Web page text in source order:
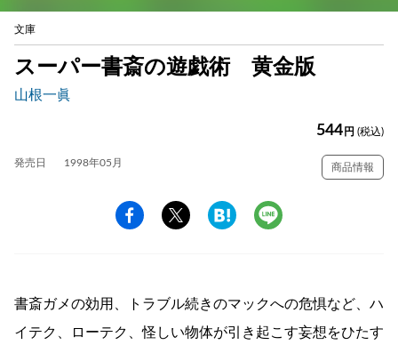
文庫
スーパー書斎の遊戯術 黄金版
山根一眞
544 円 (税込)
発売日 1998年05月 商品情報
書斎ガメの効用、トラブル続きのマックへの危惧など、ハ
イテク、ローテク、怪しい物体が引き起こす妄想をひたす